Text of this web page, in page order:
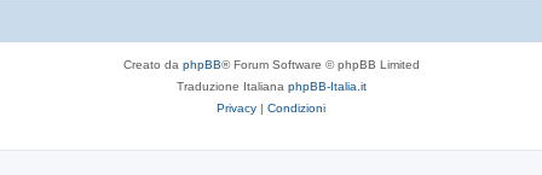
Creato da phpBB® Forum Software © phpBB Limited
Traduzione Italiana phpBB-Italia.it
Privacy | Condizioni